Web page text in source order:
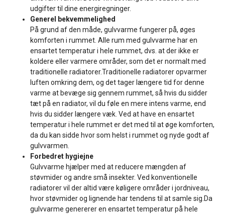
udgifter til dine energiregninger.
Generel bekvemmelighed
På grund af den måde, gulvvarme fungerer på, øges
komforten i rummet. Alle rum med gulvvarme har en
ensartet temperatur i hele rummet, dvs. at der ikke er
koldere eller varmere områder, som det er normalt med
traditionelle radiatorer.Traditionelle radiatorer opvarmer
luften omkring dem, og det tager længere tid for denne
varme at bevæge sig gennem rummet, så hvis du sidder
tæt på en radiator, vil du føle en mere intens varme, end
hvis du sidder længere væk. Ved at have en ensartet
temperatur i hele rummet er det med til at øge komforten,
da du kan sidde hvor som helst i rummet og nyde godt af
gulvvarmen.
Forbedret hygiejne
Gulvvarme hjælper med at reducere mængden af
støvmider og andre små insekter. Ved konventionelle
radiatorer vil der altid være køligere områder i jordniveau,
hvor støvmider og lignende har tendens til at samle sig.Da
gulvvarme genererer en ensartet temperatur på hele